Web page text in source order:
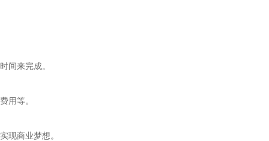
间来完成。
用等。
现商业梦想。